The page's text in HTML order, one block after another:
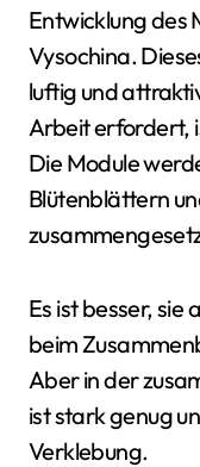
Entwicklung des
Vysochina.
luftig und
Arbeit erfordert,
Die Module
Blütenblättern
Es ist besser, sie
beim
Aber in der
ist stark genug
Verklebung.